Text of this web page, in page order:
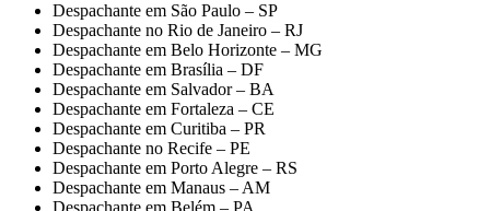
Despachante em São Paulo – SP
Despachante no Rio de Janeiro – RJ
Despachante em Belo Horizonte – MG
Despachante em Brasília – DF
Despachante em Salvador – BA
Despachante em Fortaleza – CE
Despachante em Curitiba – PR
Despachante no Recife – PE
Despachante em Porto Alegre – RS
Despachante em Manaus – AM